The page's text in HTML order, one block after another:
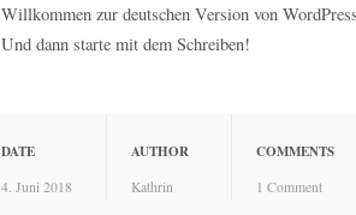
Willkommen zur deutschen Version von
Und dann starte mit dem Schreiben!
DATE
4. Juni 2018
AUTHOR
Kathrin
COMMENTS
1 Comment